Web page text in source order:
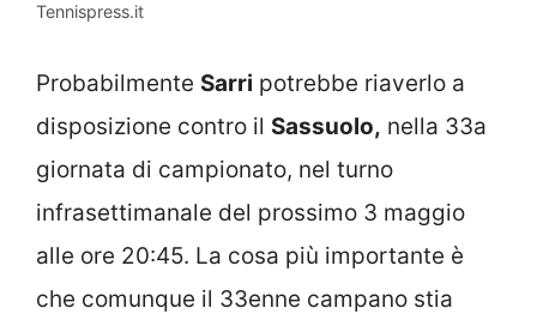
Tennispress.it
Probabilmente Sarri potrebbe riaverlo a
disposizione contro il Sassuolo, nella 33a
giornata di campionato, nel turno
infrasettimanale del prossimo 3 maggio
alle ore 20:45. La cosa più importante è
che comunque il 33enne campano stia